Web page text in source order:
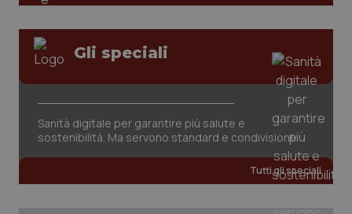
Gli speciali
Sanità digitale per garantire più salute e
sostenibilità. Ma servono standard e condivisione
Tutti gli speciali
www.quotidianosanita.it